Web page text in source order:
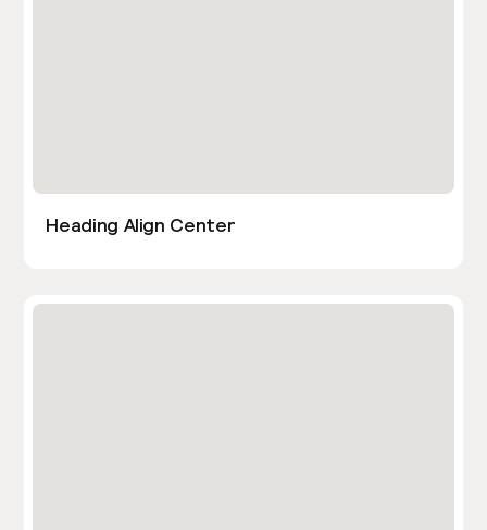
Heading Align Center